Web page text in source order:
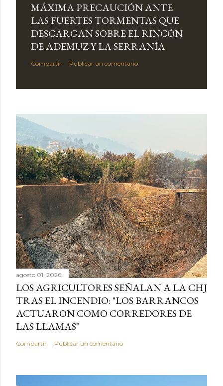
MÁXIMA PRECAUCIÓN ANTE
LAS FUERTES TORMENTAS QUE
DESCARGAN SOBRE EL RINCÓN
DE ADEMUZ Y LA SERRANÍA
Compartir Publicar un comentario
agosto 01, 2026
LOS AGRICULTORES SEÑALAN A LA CHJ
TRAS EL INCENDIO: "LOS BARRANCOS
ACTUARON COMO CORREDORES DE
LAS LLAMAS"
Compartir Publicar un comentario